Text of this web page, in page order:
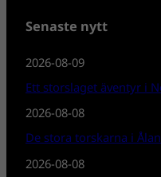
Senaste nytt
2026-08-09
Ett storslaget äventyr i
2026-08-08
De stora torskarna i
2026-08-08